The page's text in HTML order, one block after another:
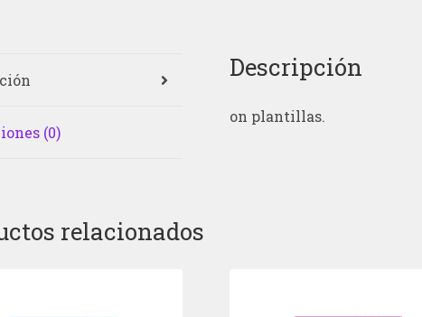
(0)
Descripción
on plantillas.
relacionados